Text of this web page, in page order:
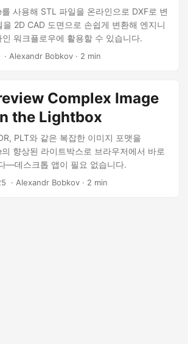
사용해 STL 파일을 온라인으로 DXF로 변
2D CAD 도면으로 손쉽게 변환해 엔지니
워크플로우에 활용할 수 있습니다.
‎ · Alexandr Bobkov · 2 min
Complex Image
the Lightbox
PLT와 같은 복잡한 이미지 포맷을
향상된 라이트박스로 브라우저에서 바로
—데스크톱 앱이 필요 없습니다.
‎ · Alexandr Bobkov · 2 min